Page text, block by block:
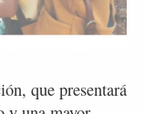
que presentará